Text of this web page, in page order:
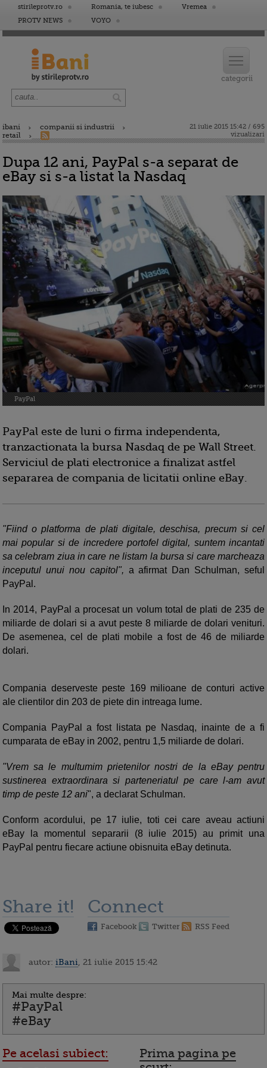
stirileprotv.ro Romania, te iubesc
Vremea
PROTV NEWS
VOYO
ibani
companii si industrii
retail
21 iulie 2015 15:42 / 695
vizualizari
Dupa 12 ani, PayPal s-a separat de
eBay si s-a listat la Nasdaq
PayPal
PayPal este de luni o firma independenta,
tranzactionata la bursa Nasdaq de pe Wall Street.
Serviciul de plati electronice a finalizat astfel
separarea de compania de licitatii online eBay.
"Fiind o platforma de plati digitale, deschisa, precum si cel
mai popular si de incredere portofel digital, suntem incantati
sa celebram ziua in care ne listam la bursa si care marcheaza
inceputul unui nou capitol", a afirmat Dan Schulman, seful
PayPal.
In 2014, PayPal a procesat un volum total de plati de 235 de
miliarde de dolari si a avut peste 8 miliarde de dolari venituri.
De asemenea, cel de plati mobile a fost de 46 de miliarde
dolari.
Compania deserveste peste 169 milioane de conturi active
ale clientilor din 203 de piete din intreaga lume.
Compania PayPal a fost listata pe Nasdaq, inainte de a fi
cumparata de eBay in 2002, pentru 1,5 miliarde de dolari.
"Vrem sa le multumim prietenilor nostri de la eBay pentru
sustinerea extraordinara si parteneriatul pe care l-am avut
timp de peste 12 ani", a declarat Schulman.
Conform acordului, pe 17 iulie, toti cei care aveau actiuni
eBay la momentul separarii (8 iulie 2015) au primit una
PayPal pentru fiecare actiune obisnuita eBay detinuta.
Share it! Connect
Facebook Twitter RSS Feed
autor: iBani , 21 iulie 2015 15:42
Mai multe despre:
#PayPal
#eBay
Pe acelasi subiect:
Prima pagina pe